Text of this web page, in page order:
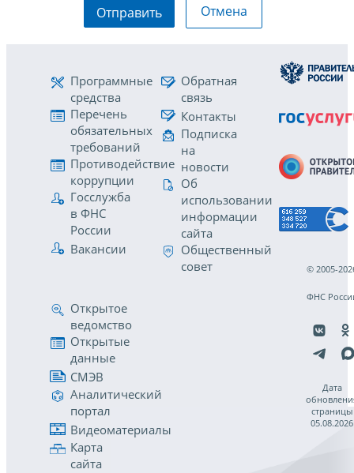
Отправить Отмена
Программные
средства
Перечень
обязательных
требований
Противодействие
коррупции
Госслужба
в ФНС
России
Вакансии
Обратная
связь
Контакты
Подписка
на
новости
Об
использовании
информации
сайта
Общественный
совет
Открытое
ведомство
Открытые
данные
СМЭВ
Аналитический
портал
Видеоматериалы
Карта
сайта
© 2005-
ФНС
Дата
страницы
05.08.2026